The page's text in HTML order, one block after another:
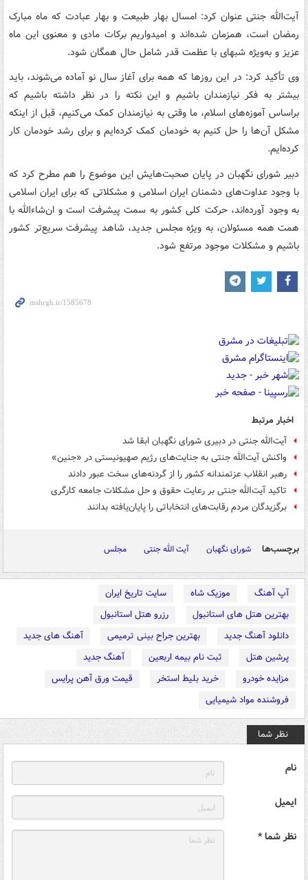
آیت‌الله جنتی عنوان کرد: امسال بهار طبیعت و بهار عبادت که ماه مبارک
رمضان است، همزمان شده‌اند و امیدواریم برکات مادی و معنوی این ماه
عزیز و به‌ویژه شبهای با عظمت قدر شامل حال همگان شود.
وی تأکید کرد: در این روزها که همه برای آغاز سال نو آماده می‌شوند، باید
بیشتر به فکر نیازمندان باشیم و این نکته را در نظر داشته باشیم که
براساس آموزه‌های اسلام، ما وقتی به نیازمندان کمک می‌کنیم، قبل از اینکه
مشکل آن‌ها را حل کنیم به خودمان کمک کرده‌ایم و برای رشد خودمان کار
کرده‌ایم.
دبیر شورای نگهبان در پایان صحبت‌هایش این موضوع را هم مطرح کرد که
با وجود عداوت‌های دشمنان ایران اسلامی و مشکلاتی که برای ایران اسلامی
به وجود آورده‌اند، حرکت کلی کشور به سمت پیشرفت است و ان‌شاءالله با
همت همه مسئولان، به ویژه مجلس جدید، شاهد پیشرفت سریع‌تر کشور
باشیم و مشکلات موجود مرتفع شود.
اخبار مرتبط
آیت‌الله جنتی در دبیری شورای نگهبان ابقا شد
واکنش آیت‌الله جنتی به جنایت‌های رژیم صهیونیستی در «جنین»
رهبر انقلاب عزتمندانه کشور را از گردنه‌های سخت عبور دادند
تاکید آیت‌الله جنتی بر رعایت حقوق و حل مشکلات جامعه کارگری
برگزیدگان مردم رقابت‌های انتخاباتی را پایان‌یافته بدانند
برچسب‌ها شورای نگهبان آیت الله جنتی مجلس
آپ آهنگ موزیک شاه
سایت تاریخ ایران
بهترین هتل های استانبول
رزرو هتل استانبول
دانلود آهنگ جدید
بهترین جراح بینی ترمیمی
آهنگ های جدید
پرشین هتل
ثبت نام بیمه اربعین
آهنگ جدید
مزایده خودرو
خرید بلیط استخر
قیمت ورق آهن پرایس
فروشنده مواد شیمیایی
نظر شما
نام
ایمیل
نظر شما *